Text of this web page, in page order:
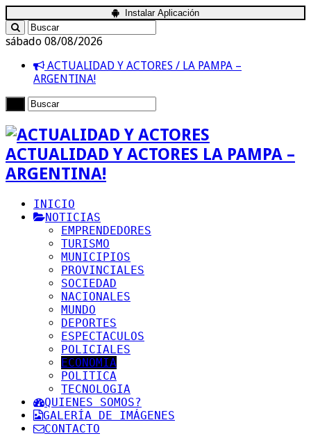
Instalar Aplicación
sábado 08/08/2026
ACTUALIDAD Y ACTORES / LA PAMPA –
ARGENTINA!
ACTUALIDAD Y ACTORES LA PAMPA –
ARGENTINA!
INICIO
NOTICIAS
EMPRENDEDORES
TURISMO
MUNICIPIOS
PROVINCIALES
SOCIEDAD
NACIONALES
MUNDO
DEPORTES
ESPECTACULOS
POLICIALES
ECONOMIA
POLITICA
TECNOLOGIA
QUIENES SOMOS?
GALERÍA DE IMÁGENES
CONTACTO